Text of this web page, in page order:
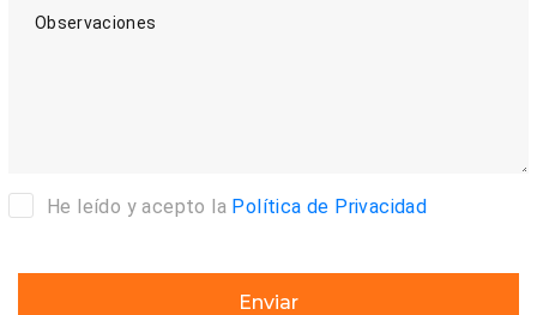
Observaciones
He leído y acepto la Política de Privacidad
Enviar